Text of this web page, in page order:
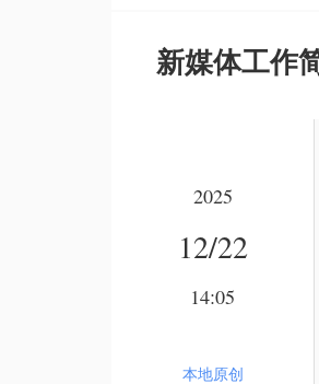
新媒体工作
2025
12/22
14:05
本地原创